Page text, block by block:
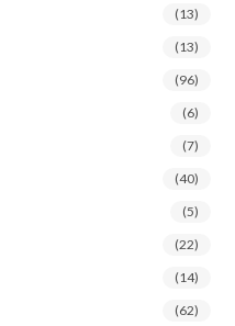
(13)
(13)
(96)
(6)
(7)
(40)
(5)
(22)
(14)
(62)